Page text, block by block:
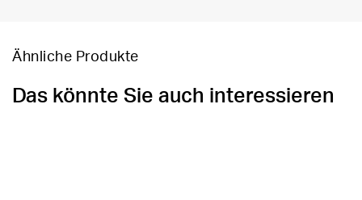
Ähnliche Produkte
Das könnte Sie auch interessieren